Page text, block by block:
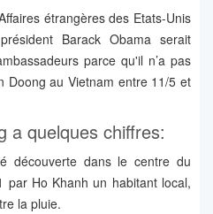
étrangères des Etats-Unis
Barack Obama serait
parce qu'il n’a pas
Doong au Vietnam entre 11/5 et
a quelques chiffres:
découverte dans le centre du
par Ho Khanh un habitant local,
la pluie.